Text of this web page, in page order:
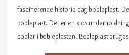
fascinerende historie bag bobleplast.
bobleplast. Det er en sjov
bobler i bobleplasten. Bobleplast